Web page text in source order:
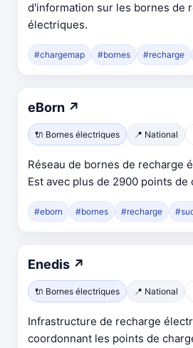
d'information sur les bornes de
électriques.
#chargemap #bornes #recharge
eBorn ↗
🔌 Bornes électriques 📍 National
Réseau de bornes de recharge
Est avec plus de 2900 points
#eborn #bornes #recharge
Enedis ↗
🔌 Bornes électriques 📍 National
Infrastructure de recharge
coordonnant les points de